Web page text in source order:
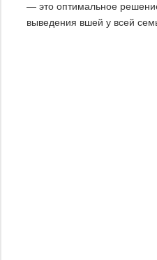
— это оптимальное
выведения вшей у всей